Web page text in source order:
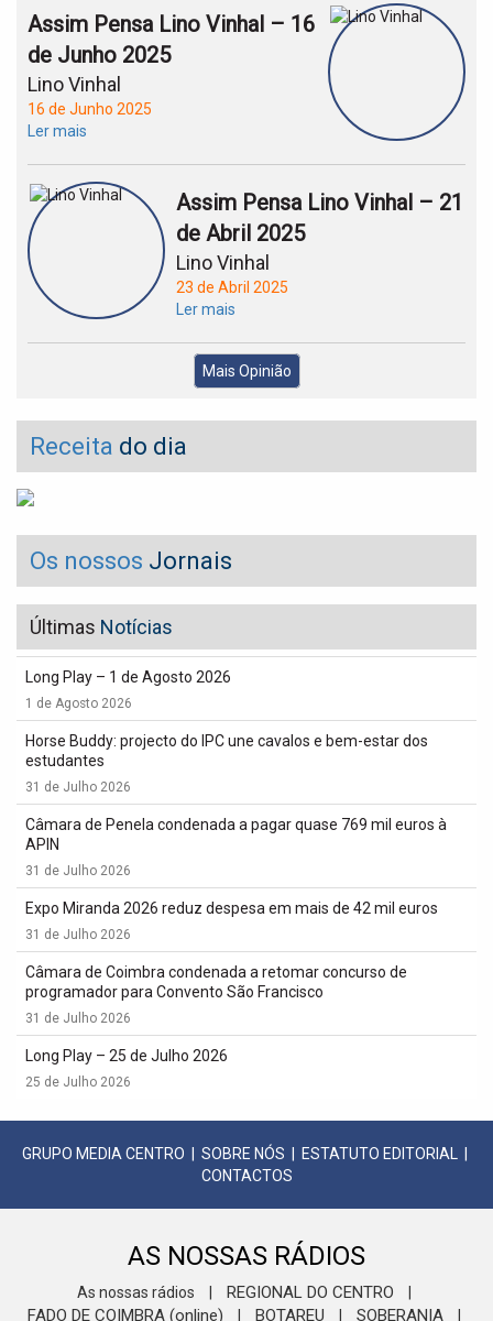
Assim Pensa Lino Vinhal – 16
de Junho 2025
Lino Vinhal
16 de Junho 2025
Ler mais
Assim Pensa Lino Vinhal – 21
de Abril 2025
Lino Vinhal
23 de Abril 2025
Ler mais
Mais Opinião
Receita do dia
Os nossos Jornais
Últimas Notícias
Long Play – 1 de Agosto 2026
1 de Agosto 2026
Horse Buddy: projecto do IPC une cavalos e bem-estar dos
estudantes
31 de Julho 2026
Câmara de Penela condenada a pagar quase 769 mil euros à
APIN
31 de Julho 2026
Expo Miranda 2026 reduz despesa em mais de 42 mil euros
31 de Julho 2026
Câmara de Coimbra condenada a retomar concurso de
programador para Convento São Francisco
31 de Julho 2026
Long Play – 25 de Julho 2026
25 de Julho 2026
GRUPO MEDIA CENTRO SOBRE NÓS ESTATUTO EDITORIAL
CONTACTOS
AS NOSSAS RÁDIOS
As nossas rádios REGIONAL DO CENTRO
FADO DE COIMBRA (online) BOTAREU SOBERANIA